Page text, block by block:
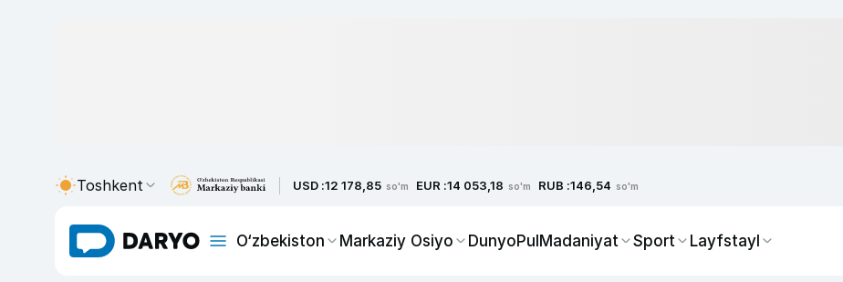
Toshkent USD :12 178,85 so'm EUR :14 053,18 so'm RUB :146,54 so'm
O‘zbekiston Markaziy Osiyo DunyoPulMadaniyat Sport Layfstayl